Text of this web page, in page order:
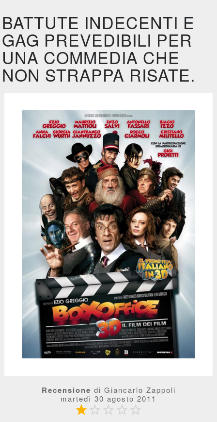
BATTUTE INDECENTI E
GAG PREVEDIBILI PER
UNA COMMEDIA CHE
NON STRAPPA RISATE.
Recensione di Giancarlo Zappoli
martedì 30 agosto 2011
    